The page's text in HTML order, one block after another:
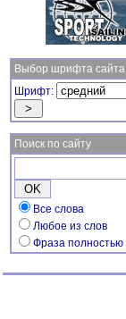
Выбор шрифта сайта
Шрифт:
Поиск по сайту
Все слова
Любое из слов
Фраза полностью